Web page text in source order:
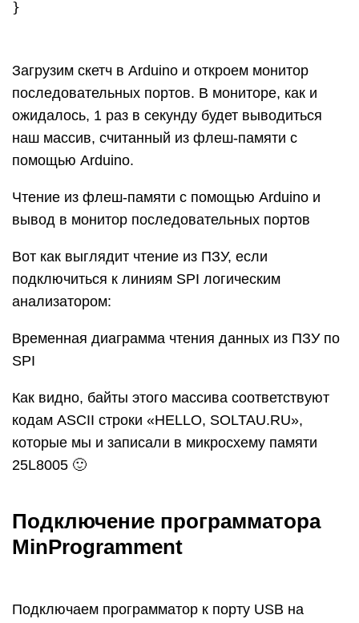
Загрузим скетч в Arduino и откроем монитор
последовательных портов. В мониторе, как и
ожидалось, 1 раз в секунду будет выводиться
наш массив, считанный из флеш-памяти с
помощью Arduino.
Чтение из флеш-памяти с помощью Arduino и
вывод в монитор последовательных портов
Вот как выглядит чтение из ПЗУ, если
подключиться к линиям SPI логическим
анализатором:
Временная диаграмма чтения данных из ПЗУ по
SPI
Как видно, байты этого массива соответствуют
кодам ASCII строки «HELLO, SOLTAU.RU»,
которые мы и записали в микросхему памяти
25L8005 🙂
Подключение программатора
MinProgramment
Подключаем программатор к порту USB на